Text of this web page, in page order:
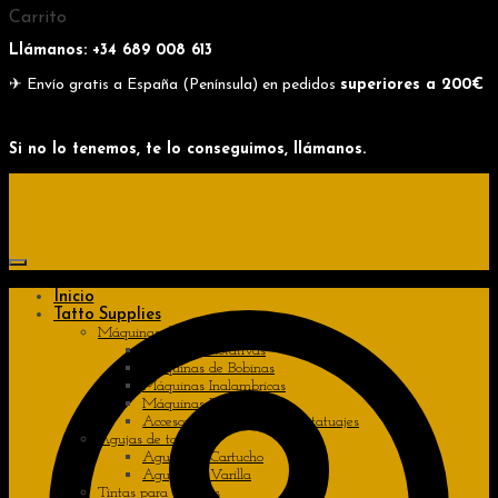
Skip
navigation
Skip
content
Carrito
Llámanos: +34 689 008 613
✈ Envío gratis a España (Península) en pedidos superiores a 200€
Si no lo tenemos, te lo conseguimos, llámanos.
Inicio
Tatto Supplies
Máquinas de tatuajes
Máquinas Rotativas
Máquinas de Bobinas
Máquinas Inalambricas
Máquinas Pen
Accesorios de máquinas de tatuajes
Agujas de tatuajes
Agujas de Cartucho
Agujas de Varilla
Tintas para tatuajes